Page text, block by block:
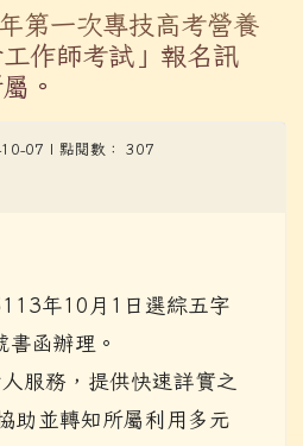
第一次專技高考營養
作師考試」報名訊
。
07 | 點閱數： 307
年10月1日選綜五字
函辦理。
服務，提供快速詳實之
助並轉知所屬利用多元